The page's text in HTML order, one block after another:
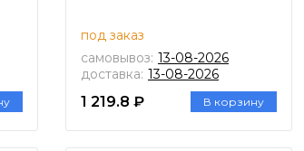
под заказ
самовывоз: 13-08-2026
доставка: 13-08-2026
1 219.8 ₽ В корзину